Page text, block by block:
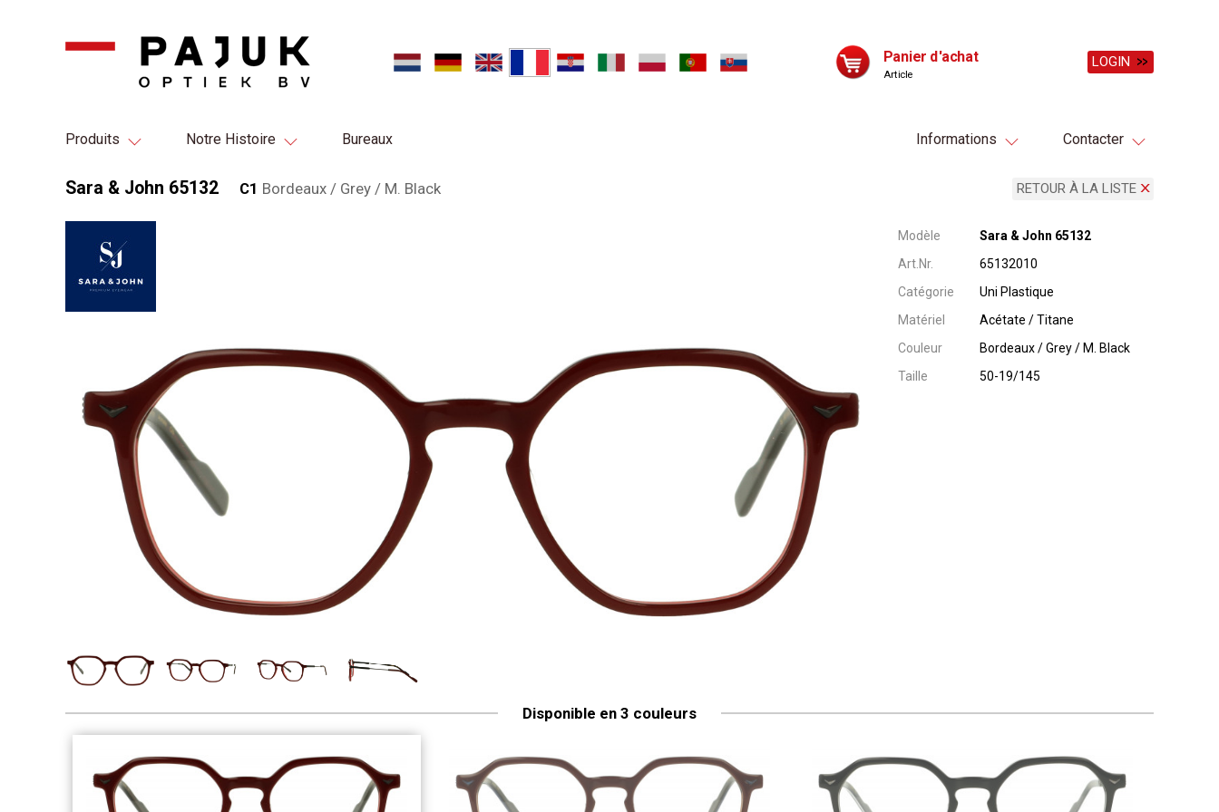
Panier d'achat
Article
LOGIN
Produits Notre Histoire Bureaux Informations Contacter
RETOUR À LA LISTE
Sara & John 65132 C1 Bordeaux / Grey / M. Black
Modèle
Sara & John 65132
Art.Nr.
65132010
Catégorie
Uni Plastique
Matériel
Acétate / Titane
Couleur
Bordeaux / Grey / M. Black
Taille
50-19/145
Disponible en 3 couleurs